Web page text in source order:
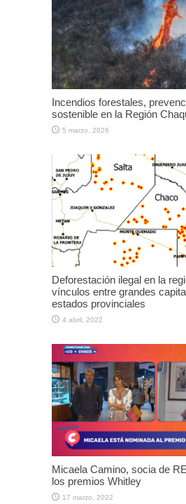
Incendios forestales,
sostenible en la Región
5 marzo, 2026
Deforestación ilegal en la
vínculos entre grandes
estados provinciales
4 abril, 2022
Micaela Camino, socia de
los premios Whitley
17 marzo, 2022